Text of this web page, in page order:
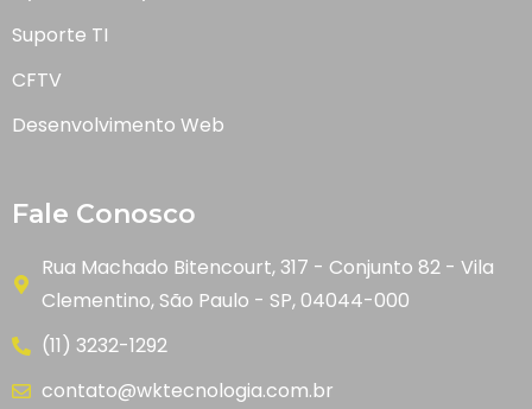
Suporte TI
CFTV
Desenvolvimento Web
Fale Conosco
Rua Machado Bitencourt, 317 - Conjunto 82 - Vila
Clementino, São Paulo - SP, 04044-000
(11) 3232-1292
contato@wktecnologia.com.br